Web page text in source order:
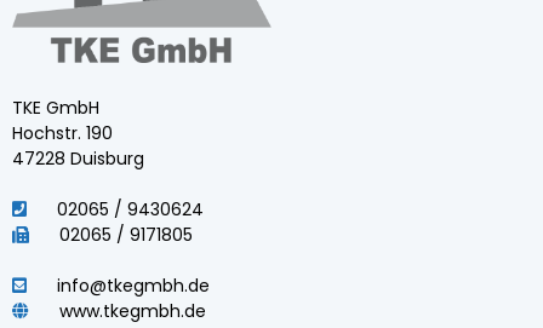
TKE GmbH
Hochstr. 190
47228 Duisburg
02065 / 9430624
02065 / 9171805
info@tkegmbh.de
www.tkegmbh.de